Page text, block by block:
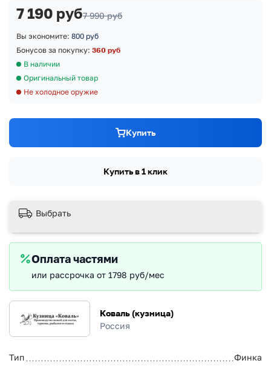
Коваль (кузница)
Россия
Тип
Финка
7 190 руб7 990 руб
Вы экономите: 800 руб
Бонусов за покупку: 360 руб
В наличии
Оригинальный товар
Не холодное оружие
Купить
Купить в 1 клик
Выбрать
Оплата частями
или рассрочка от 1798 руб/мес